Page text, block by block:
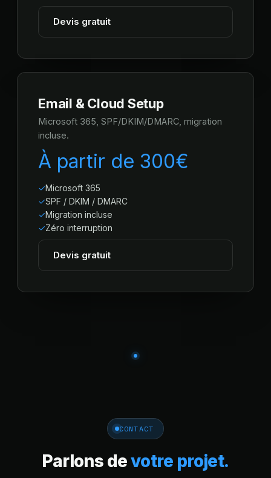
Devis gratuit
Email & Cloud Setup
Microsoft 365, SPF/DKIM/DMARC, migration
incluse.
À partir de 300€
Microsoft 365
SPF / DKIM / DMARC
Migration incluse
Zéro interruption
Devis gratuit
CONTACT
Parlons devotre projet.